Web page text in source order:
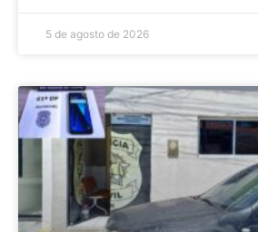
5 de agosto de 2026